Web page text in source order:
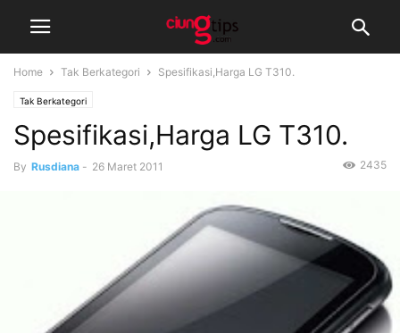
Home Tak Berkategori Spesifikasi,Harga LG T310.
Tak Berkategori
Spesifikasi,Harga LG T310.
By Rusdiana - 26 Maret 2011 2435